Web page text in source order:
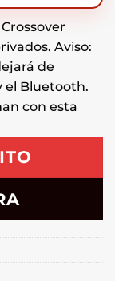
Aviso:
de
el Bluetooth.
con esta